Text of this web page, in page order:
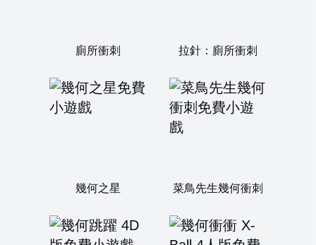
廁所衝刺 拉針：廁所衝刺
幾何之星 菜鳥先生幾何衝刺